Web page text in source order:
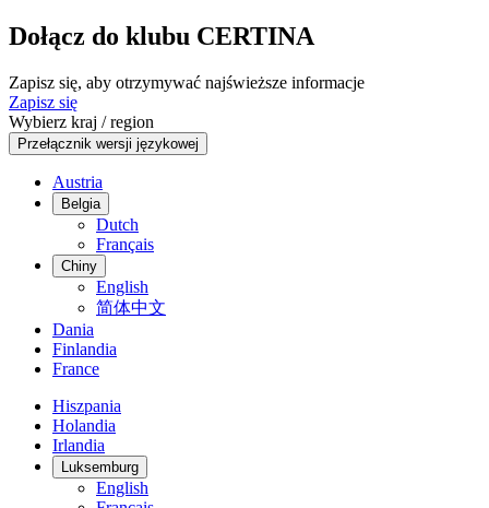
Dołącz do klubu CERTINA
Zapisz się, aby otrzymywać najświeższe informacje
Zapisz się
Wybierz kraj / region
Przełącznik wersji językowej
Austria
Belgia
Dutch
Français
Chiny
English
简体中文
Dania
Finlandia
France
Hiszpania
Holandia
Irlandia
Luksemburg
English